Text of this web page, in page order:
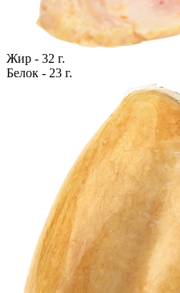
Жир - 32 г.
Белок - 23 г.